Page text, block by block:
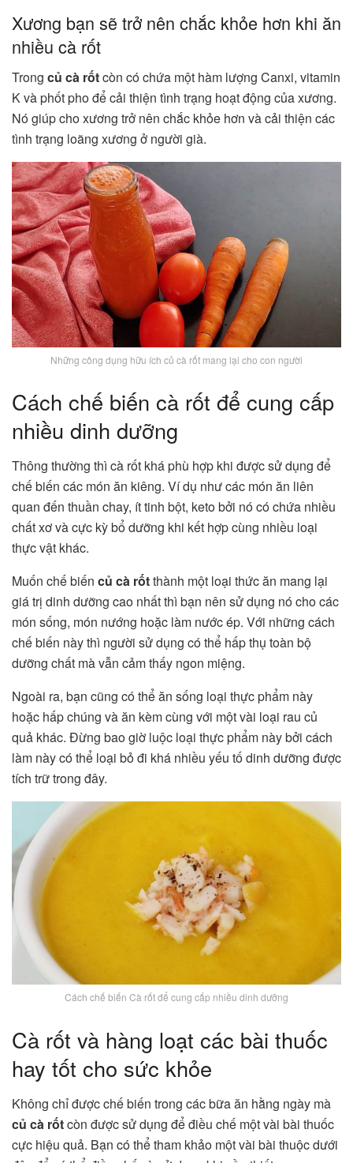
Xương bạn sẽ trở nên chắc khỏe hơn khi ăn
nhiều cà rốt
Trong củ cà rốtcòn có chứa một hàm lượng Canxi, vitamin
K và phốt pho để cải thiện tình trạng hoạt động của xương.
Nó giúp cho xương trở nên chắc khỏe hơn và cải thiện các
tình trạng loãng xương ở người già.
Những công dụng hữu ích củ cà rốt mang lại cho con người
Cách chế biến cà rốt để cung cấp
nhiều dinh dưỡng
Thông thường thì cà rốt khá phù hợp khi được sử dụng để
chế biến các món ăn kiêng. Ví dụ như các món ăn liên
quan đến thuần chay, ít tinh bột, keto bởi nó có chứa nhiều
chất xơ và cực kỳ bổ dưỡng khi kết hợp cùng nhiều loại
thực vật khác.
Muốn chế biến củ cà rốtthành một loại thức ăn mang lại
giá trị dinh dưỡng cao nhất thì bạn nên sử dụng nó cho các
món sống, món nướng hoặc làm nước ép. Với những cách
chế biến này thì người sử dụng có thể hấp thụ toàn bộ
dưỡng chất mà vẫn cảm thấy ngon miệng.
Ngoài ra, bạn cũng có thể ăn sống loại thực phẩm này
hoặc hấp chúng và ăn kèm cùng với một vài loại rau củ
quả khác. Đừng bao giờ luộc loại thực phẩm này bởi cách
làm này có thể loại bỏ đi khá nhiều yếu tố dinh dưỡng được
tích trữ trong đây.
Cách chế biến Cà rốt để cung cấp nhiều dinh dưỡng
Cà rốt và hàng loạt các bài thuốc
hay tốt cho sức khỏe
Không chỉ được chế biến trong các bữa ăn hằng ngày mà
củ cà rốtcòn được sử dụng để điều chế một vài bài thuốc
cực hiệu quả. Bạn có thể tham khảo một vài bài thuộc dưới